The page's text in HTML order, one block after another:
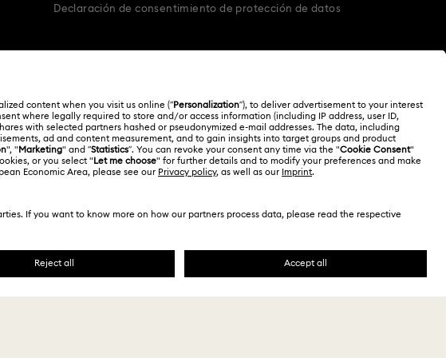
Declaración de consentimiento de protección de datos